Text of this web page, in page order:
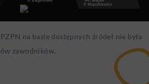
P. Miąszkiewicz
na bazie dostępnych źródeł nie była
zawodników.